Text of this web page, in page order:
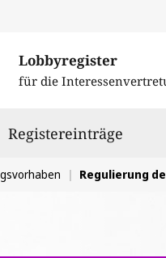
Lobbyregister
für die
Registereinträge
Regulierung des